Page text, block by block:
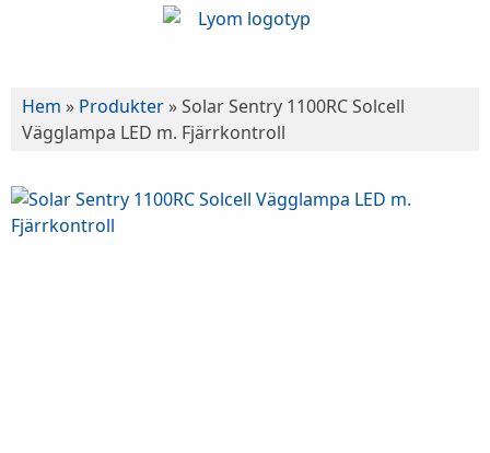
Hem » Produkter »Solar Sentry 1100RC Solcell
Vägglampa LED m. Fjärrkontroll